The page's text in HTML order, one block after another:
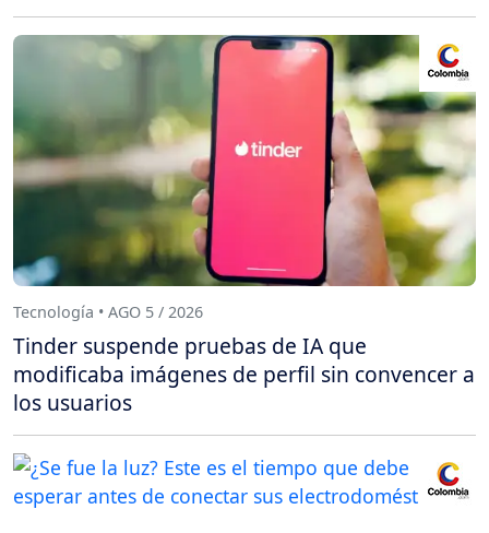
Tecnología • AGO 5 / 2026
Tinder suspende pruebas de IA que
modificaba imágenes de perfil sin convencer a
los usuarios